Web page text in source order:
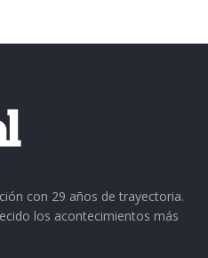
exista en que el
ante los retos
con 29 años de trayectoria.
los acontecimientos más